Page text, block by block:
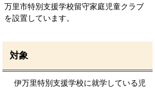
万里市特別支援学校留守家庭児童クラブ
を設置しています。
対象
伊万里特別支援学校に就学している児